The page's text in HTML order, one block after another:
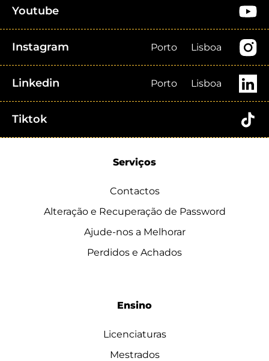
Youtube
Instagram Porto Lisboa
Linkedin Porto Lisboa
Tiktok
Serviços
Contactos
Alteração e Recuperação de Password
Ajude-nos a Melhorar
Perdidos e Achados
Ensino
Licenciaturas
Mestrados